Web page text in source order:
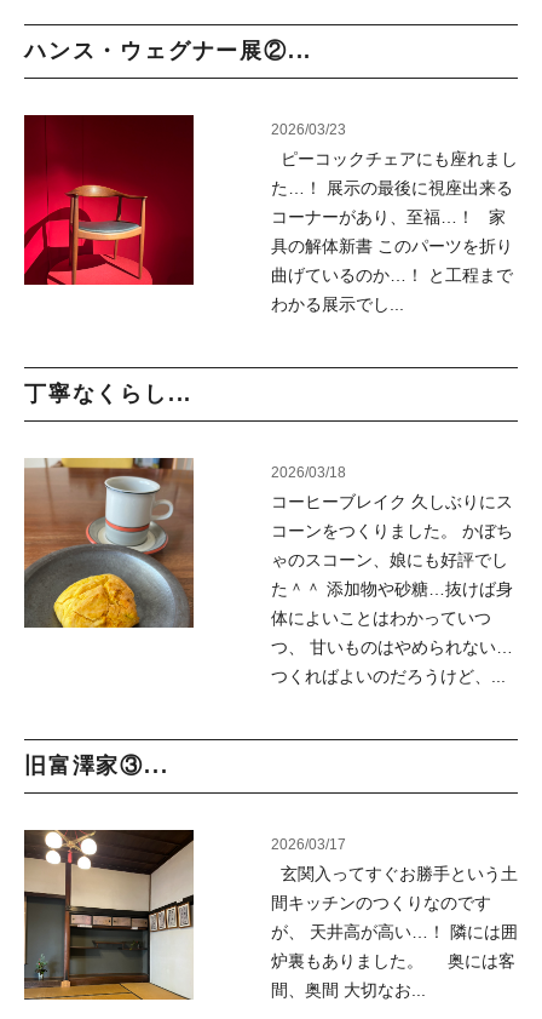
ハンス・ウェグナー展②...
2026/03/23
ピーコックチェアにも座れまし
た…！ 展示の最後に視座出来る
コーナーがあり、至福…！ 家
具の解体新書 このパーツを折り
曲げているのか…！ と工程まで
わかる展示でし...
丁寧なくらし...
2026/03/18
コーヒーブレイク 久しぶりにス
コーンをつくりました。 かぼち
ゃのスコーン、娘にも好評でし
た＾＾ 添加物や砂糖…抜けば身
体によいことはわかっていつ
つ、 甘いものはやめられない…
つくればよいのだろうけど、...
旧富澤家③...
2026/03/17
玄関入ってすぐお勝手という土
間キッチンのつくりなのです
が、 天井高が高い…！ 隣には囲
炉裏もありました。 奥には客
間、奥間 大切なお...